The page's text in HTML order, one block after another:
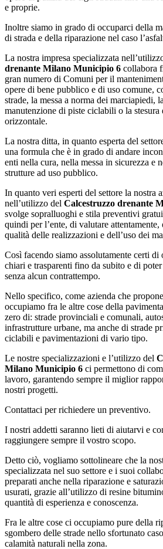
e proprie.
Inoltre siamo in grado di occuparci della
di strada e della riparazione nel caso
La nostra impresa specializzata
drenante Milano Municipio 6 collabora
gran numero di Comuni per il
opere di bene pubblico e di uso comune,
strade, la messa a norma dei marciapiedi,
manutenzione di piste ciclabili o la stesura
orizzontale.
La nostra ditta, in quanto esperta del
una formula che è in grado di andare
enti nella cura, nella messa in sicurezza e
strutture ad uso pubblico.
In quanto veri esperti del settore la nostra
nell’utilizzo del Calcestruzzo drenante
svolge sopralluoghi e stila preventivi
quindi per l’ente, di valutare
qualità delle realizzazioni e dell’uso dei
Così facendo siamo assolutamente certi
chiari e trasparenti fino da subito e di
senza alcun contrattempo.
Nello specifico, come azienda che
occupiamo fra le altre cose della
zero di: strade provinciali e comunali,
infrastrutture urbane, ma anche di strade
ciclabili e pavimentazioni di vario tipo.
Le nostre specializzazioni e l’utilizzo del
Milano Municipio 6 ci permettono di
lavoro, garantendo sempre il miglior
nostri progetti.
Contattaci per richiedere un preventivo.
I nostri addetti saranno lieti di aiutarvi e
raggiungere sempre il vostro scopo.
Detto ciò, vogliamo sottolineare che la
specializzata nel suo settore e i suoi
preparati anche nella riparazione e
usurati, grazie all’utilizzo di resine
quantità di esperienza e conoscenza.
Fra le altre cose ci occupiamo pure della
sgombero delle strade nello sfortunato
calamità naturali nella zona.